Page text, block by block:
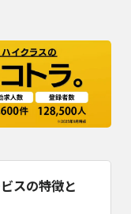
スの特徴と